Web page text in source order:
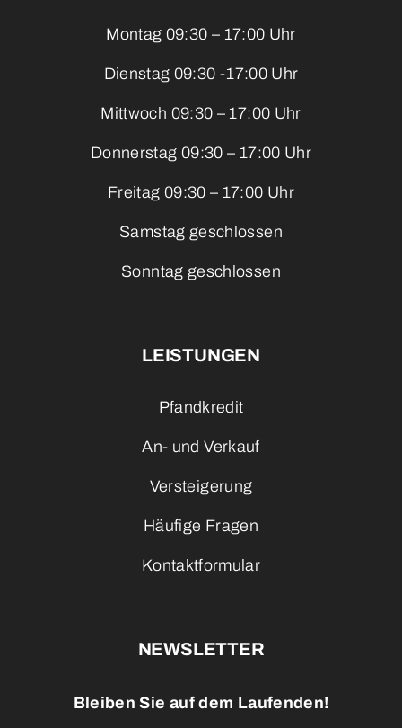
Montag 09:30 – 17:00 Uhr
Dienstag 09:30 -17:00 Uhr
Mittwoch 09:30 – 17:00 Uhr
Donnerstag 09:30 – 17:00 Uhr
Freitag 09:30 – 17:00 Uhr
Samstag geschlossen
Sonntag geschlossen
LEISTUNGEN
Pfandkredit
An- und Verkauf
Versteigerung
Häufige Fragen
Kontaktformular
NEWSLETTER
Bleiben Sie auf dem Laufenden!